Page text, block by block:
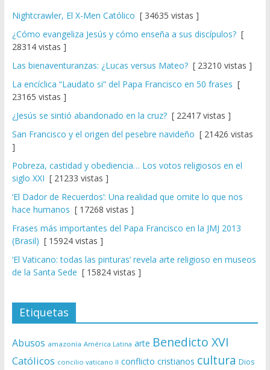
Nightcrawler, El X-Men Católico [ 34635 vistas ]
¿Cómo evangeliza Jesús y cómo enseña a sus discípulos?[
28314 vistas ]
Las bienaventuranzas: ¿Lucas versus Mateo?[ 23210 vistas ]
La encíclica “Laudato si” del Papa Francisco en 50 frases [
23165 vistas ]
¿Jesús se sintió abandonado en la cruz?[ 22417 vistas ]
San Francisco y el origen del pesebre navideño [ 21426 vistas
]
Pobreza, castidad y obediencia… Los votos religiosos en el
siglo XXI [ 21233 vistas ]
‘El Dador de Recuerdos’: Una realidad que omite lo que nos
hace humanos [ 17268 vistas ]
Frases más importantes del Papa Francisco en la JMJ 2013
(Brasil) [ 15924 vistas ]
‘El Vaticano: todas las pinturas’ revela arte religioso en museos
de la Santa Sede [ 15824 vistas ]
Etiquetas
Abusos amazonía América Latina arte Benedicto XVI
Católicos concilio vaticano II conflicto cristianos cultura Dios